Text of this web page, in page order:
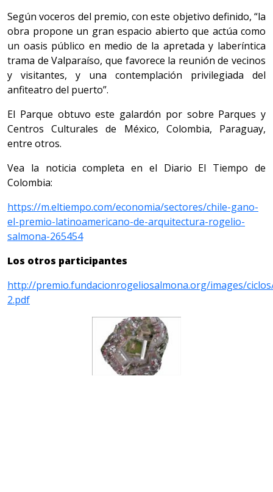
Según voceros del premio, con este objetivo definido, “la
obra propone un gran espacio abierto que actúa como
un oasis público en medio de la apretada y laberíntica
trama de Valparaíso, que favorece la reunión de vecinos
y visitantes, y una contemplación privilegiada del
anfiteatro del puerto”.
El Parque obtuvo este galardón por sobre Parques y
Centros Culturales de México, Colombia, Paraguay,
entre otros.
Vea la noticia completa en el Diario El Tiempo de
Colombia:
https://m.eltiempo.com/economia/sectores/chile-gano-
el-premio-latinoamericano-de-arquitectura-rogelio-
salmona-265454
Los otros participantes
http://premio.fundacionrogeliosalmona.org/images/
2.pdf